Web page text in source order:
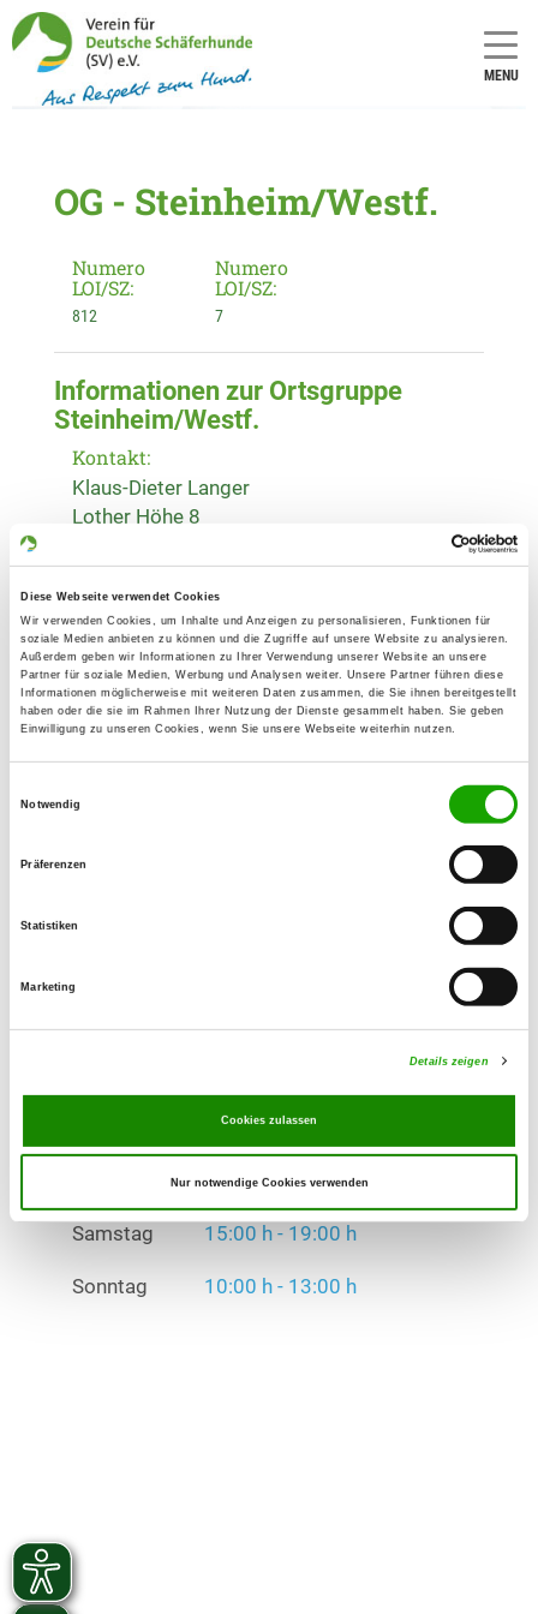
Diese Webseite verwendet Cookies
Wir verwenden Cookies, um Inhalte und Anzeigen zu personalisieren, Funktionen für
soziale Medien anbieten zu können und die Zugriffe auf unsere Website zu analysieren.
Außerdem geben wir Informationen zu Ihrer Verwendung unserer Website an unsere
Partner für soziale Medien, Werbung und Analysen weiter. Unsere Partner führen diese
Informationen möglicherweise mit weiteren Daten zusammen, die Sie ihnen bereitgestellt
haben oder die sie im Rahmen Ihrer Nutzung der Dienste gesammelt haben. Sie geben
Einwilligung zu unseren Cookies, wenn Sie unsere Webseite weiterhin nutzen.
Notwendig
Präferenzen
Statistiken
Marketing
Details zeigen
Cookies zulassen
Nur notwendige Cookies verwenden
MENU
OG - Steinheim/Westf.
Numero
LOI/SZ:
812
Numero
LOI/SZ:
7
Informationen zur Ortsgruppe
Steinheim/Westf.
Kontakt:
Klaus-Dieter Langer
Lother Höhe 8
Übungsplatz:
Im Bornebruch
32839 Steinheim
Handy:
0176 94887083
E-Mail:
abendsternheidi@aol.com
Welpenspielstunde, Faehrte, Unterordnung,
Donnerstag
Sonntag 10:00 h - 13:00 h
Übungszeiten im Winter:
Donnerstag 17:00 h - 20:30 h
Samstag 15:00 h - 19:00 h
Sonntag 10:00 h - 13:00 h